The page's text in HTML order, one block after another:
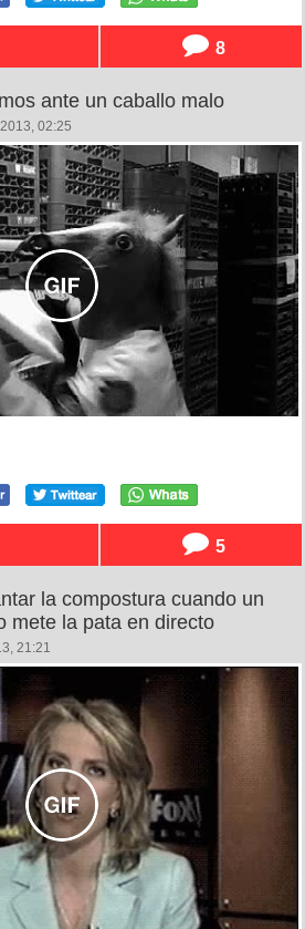
8
ante un caballo malo
02:25
5
la compostura cuando un
mete la pata en directo
21:21